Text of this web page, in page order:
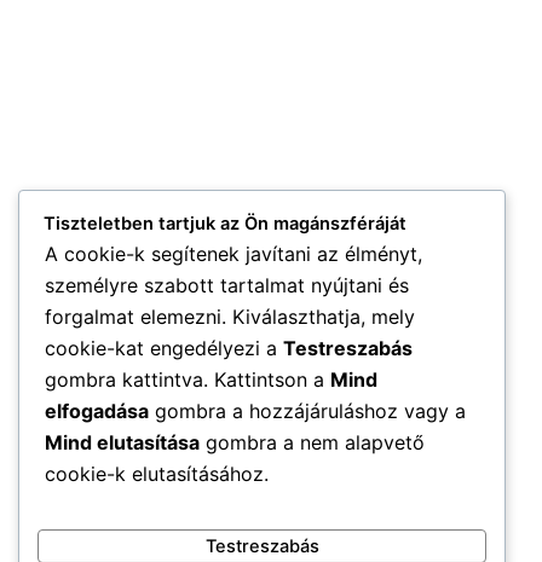
Tiszteletben tartjuk az Ön magánszféráját
A cookie-k segítenek javítani az élményt,
személyre szabott tartalmat nyújtani és
forgalmat elemezni. Kiválaszthatja, mely
cookie-kat engedélyezi a Testreszabás
gombra kattintva. Kattintson a Mind
elfogadása gombra a hozzájáruláshoz vagy a
Mind elutasítása gombra a nem alapvető
cookie-k elutasításához.
Testreszabás